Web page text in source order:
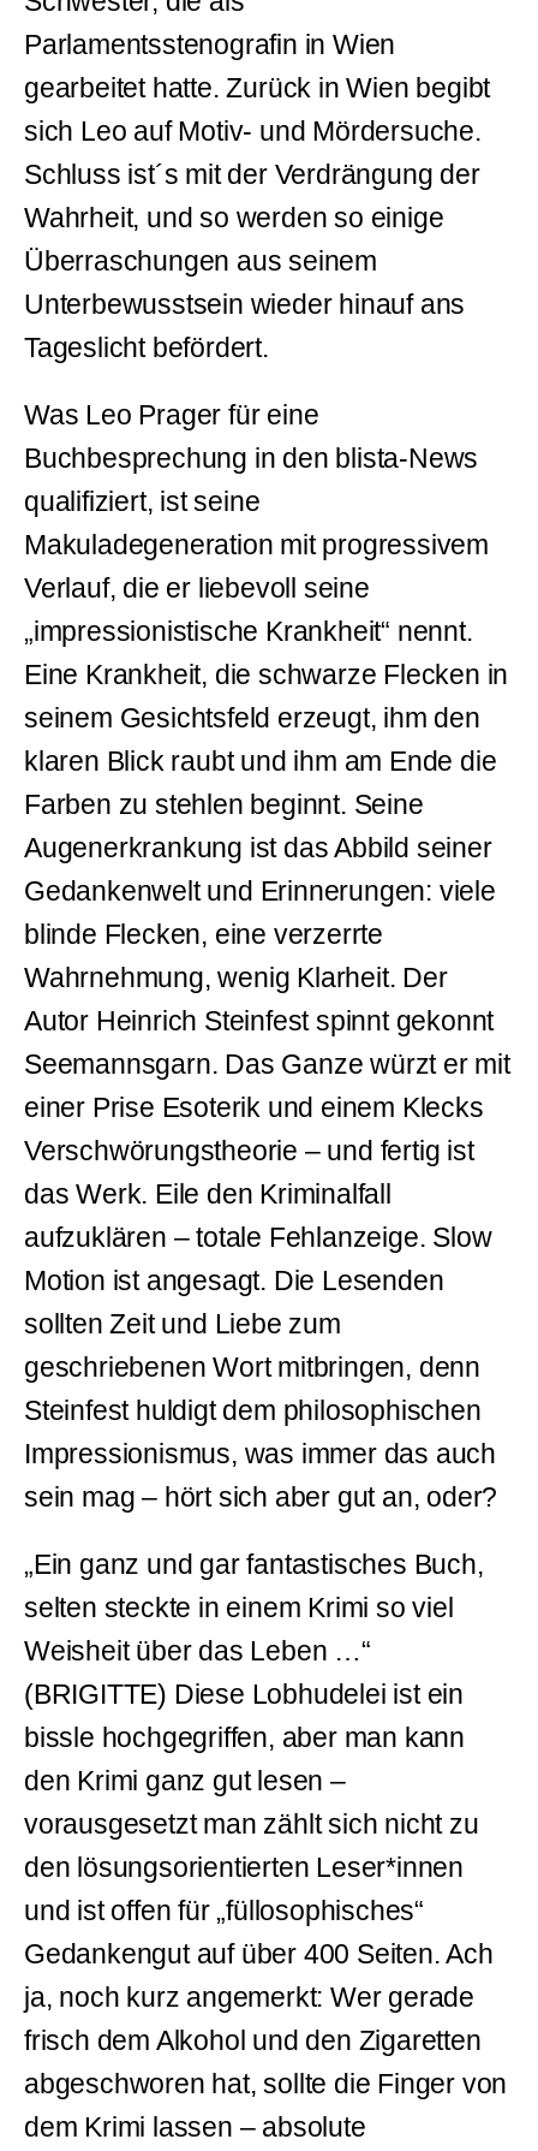
Parlamentsstenografin in Wien
gearbeitet hatte. Zurück in Wien begibt
sich Leo auf Motiv- und Mördersuche.
Schluss ist´s mit der Verdrängung der
Wahrheit, und so werden so einige
Überraschungen aus seinem
Unterbewusstsein wieder hinauf ans
Tageslicht befördert.
Was Leo Prager für eine
Buchbesprechung in den blista-News
qualifiziert, ist seine
Makuladegeneration mit progressivem
Verlauf, die er liebevoll seine
„impressionistische Krankheit“ nennt.
Eine Krankheit, die schwarze Flecken in
seinem Gesichtsfeld erzeugt, ihm den
klaren Blick raubt und ihm am Ende die
Farben zu stehlen beginnt. Seine
Augenerkrankung ist das Abbild seiner
Gedankenwelt und Erinnerungen: viele
blinde Flecken, eine verzerrte
Wahrnehmung, wenig Klarheit. Der
Autor Heinrich Steinfest spinnt gekonnt
Seemannsgarn. Das Ganze würzt er mit
einer Prise Esoterik und einem Klecks
Verschwörungstheorie – und fertig ist
das Werk. Eile den Kriminalfall
aufzuklären – totale Fehlanzeige. Slow
Motion ist angesagt. Die Lesenden
sollten Zeit und Liebe zum
geschriebenen Wort mitbringen, denn
Steinfest huldigt dem philosophischen
Impressionismus, was immer das auch
sein mag – hört sich aber gut an, oder?
„Ein ganz und gar fantastisches Buch,
selten steckte in einem Krimi so viel
Weisheit über das Leben …“
(BRIGITTE) Diese Lobhudelei ist ein
bissle hochgegriffen, aber man kann
den Krimi ganz gut lesen –
vorausgesetzt man zählt sich nicht zu
den lösungsorientierten Leser*innen
und ist offen für „füllosophisches“
Gedankengut auf über 400 Seiten. Ach
ja, noch kurz angemerkt: Wer gerade
frisch dem Alkohol und den Zigaretten
abgeschworen hat, sollte die Finger von
dem Krimi lassen – absolute